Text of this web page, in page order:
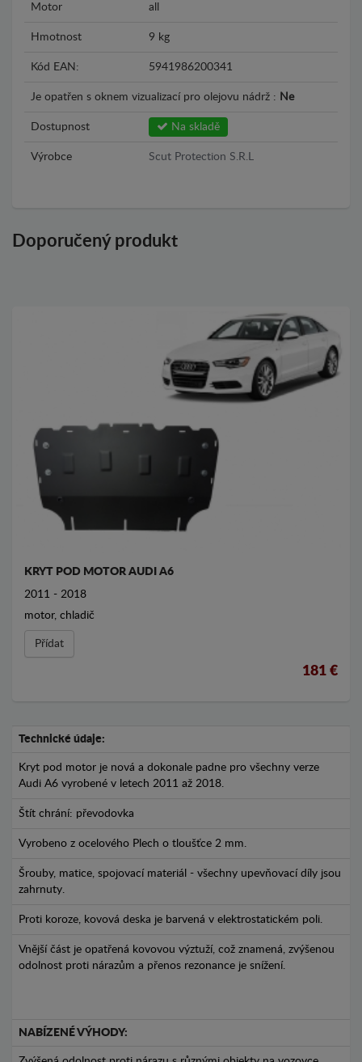
Motor all
Hmotnost 9 kg
Kód EAN: 5941986200341
Je opatřen s oknem vizualizací pro olejovu nádrž : Ne
Dostupnost Na skladě
Výrobce Scut Protection S.R.L
Doporučený produkt
KRYT POD MOTOR AUDI A6
2011 - 2018
motor, chladič
Přídat
181 €
Technické údaje:
Kryt pod motor je nová a dokonale padne pro všechny verze
Audi A6 vyrobené v letech 2011 až 2018.
Štít chrání: převodovka
Vyrobeno z ocelového Plech o tloušťce 2 mm.
Šrouby, matice, spojovací materiál - všechny upevňovací díly jsou
zahrnuty.
Proti koroze, kovová deska je barvená v elektrostatickém poli.
Vnější část je opatřená kovovou výztuží, což znamená, zvýšenou
odolnost proti nárazům a přenos rezonance je snížení.
NABÍZENÉ VÝHODY: